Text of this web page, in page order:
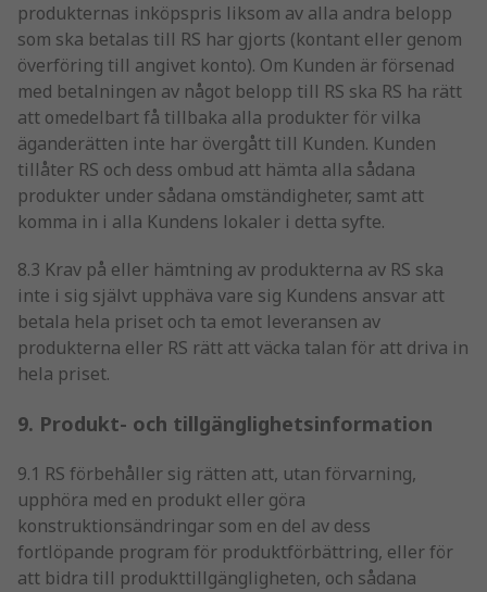
produkternas inköpspris liksom av alla andra belopp
som ska betalas till RS har gjorts (kontant eller genom
överföring till angivet konto). Om Kunden är försenad
med betalningen av något belopp till RS ska RS ha rätt
att omedelbart få tillbaka alla produkter för vilka
äganderätten inte har övergått till Kunden. Kunden
tillåter RS och dess ombud att hämta alla sådana
produkter under sådana omständigheter, samt att
komma in i alla Kundens lokaler i detta syfte.
8.3 Krav på eller hämtning av produkterna av RS ska
inte i sig självt upphäva vare sig Kundens ansvar att
betala hela priset och ta emot leveransen av
produkterna eller RS rätt att väcka talan för att driva in
hela priset.
9. Produkt- och tillgänglighetsinformation
9.1 RS förbehåller sig rätten att, utan förvarning,
upphöra med en produkt eller göra
konstruktionsändringar som en del av dess
fortlöpande program för produktförbättring, eller för
att bidra till produkttillgängligheten, och sådana